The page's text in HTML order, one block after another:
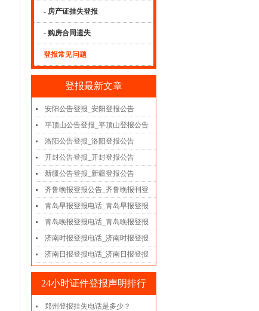
- 房产证挂失登报
- 购房合同遗失
登报常见问题
登报最新文章
安阳公告登报_安阳登报公告
平顶山公告登报_平顶山登报公告
洛阳公告登报_洛阳登报公告
开封公告登报_开封登报公告
新疆公告登报_新疆登报公告
齐鲁晚报登报公告_齐鲁晚报刊登
青岛早报登报电话_青岛早报登报
青岛晚报登报电话_青岛晚报登报
济南时报登报电话_济南时报登报
济南日报登报电话_济南日报登报
24小时证件登报声明排行
郑州登报挂失电话是多少？